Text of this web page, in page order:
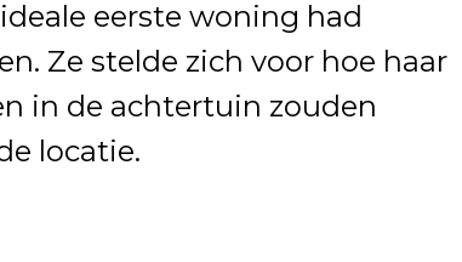
eerste woning had
Ze stelde zich voor hoe haar
in de achtertuin zouden
locatie.